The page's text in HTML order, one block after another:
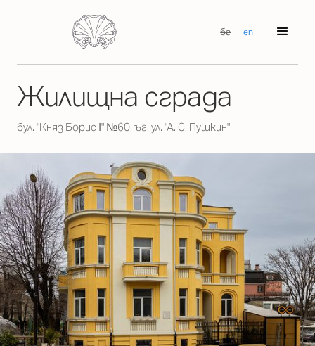
бг en
Жилищна сграда
бул. "Княз Борис І" №60, ъг. ул. "А. С. Пушкин"